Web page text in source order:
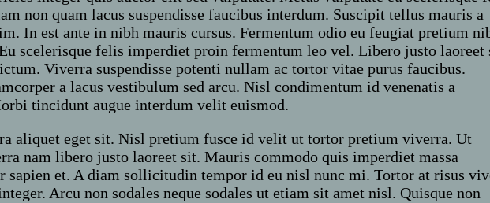
non quam lacus suspendisse faucibus interdum. Suscipit tellus mauris a
In est ante in nibh mauris cursus. Fermentum odio eu feugiat pretium
scelerisque felis imperdiet proin fermentum leo vel. Libero justo laoreet
Viverra suspendisse potenti nullam ac tortor vitae purus faucibus.
a lacus vestibulum sed arcu. Nisl condimentum id venenatis a
tincidunt augue interdum velit euismod.
aliquet eget sit. Nisl pretium fusce id velit ut tortor pretium viverra. Ut
nam libero justo laoreet sit. Mauris commodo quis imperdiet massa
sapien et. A diam sollicitudin tempor id eu nisl nunc mi. Tortor at risus
Arcu non sodales neque sodales ut etiam sit amet nisl. Quisque non